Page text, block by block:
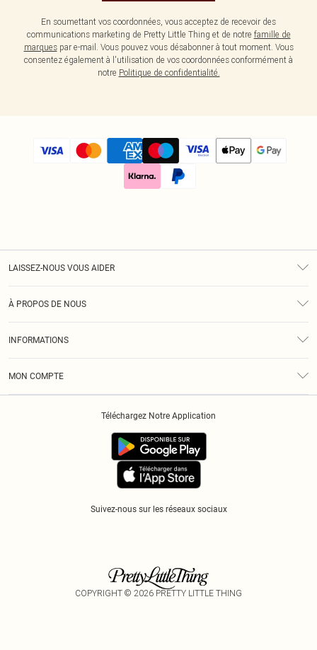
En soumettant vos coordonnées, vous acceptez de recevoir des
communications marketing de Pretty Little Thing et de notre famille de
marquespar e-mail. Vous pouvez vous désabonner à tout moment. Vous
consentez également à l'utilisation de vos coordonnées conformément à
notre Politique de confidentialité.
LAISSEZ-NOUS VOUS AIDER
À PROPOS DE NOUS
INFORMATIONS
MON COMPTE
Suivez-nous sur les réseaux sociaux
Téléchargez Notre Application
COPYRIGHT © 2026 PRETTY LITTLE THING